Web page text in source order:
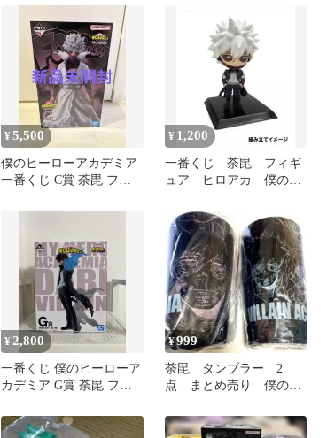
¥5,500
僕のヒーローアカデミア
一番くじ C賞 荼毘 フィ
¥ 1,200
一番くじ 荼毘 フィギ
ュア ヒロアカ 僕のヒ
¥ 2,800
一番くじ 僕のヒーローア
カデミア G賞 荼毘 フィ
¥999
荼毘 タンブラー 2
点 まとめ売り 僕のヴ
アカ